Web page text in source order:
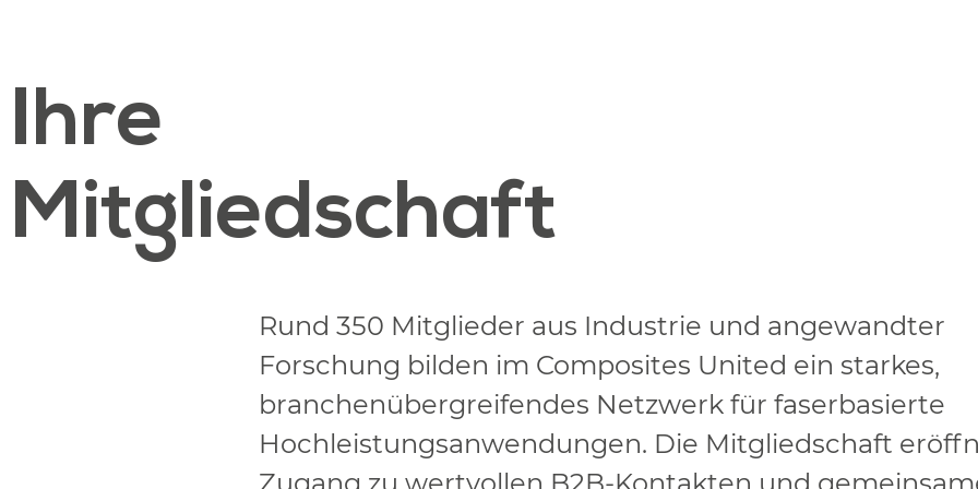
Ihre
Mitgliedschaft
Rund 350 Mitglieder aus Industrie und angewandter
Forschung bilden im Composites United ein starkes,
branchenübergreifendes Netzwerk für faserbasierte
Hochleistungsanwendungen. Die Mitgliedschaft